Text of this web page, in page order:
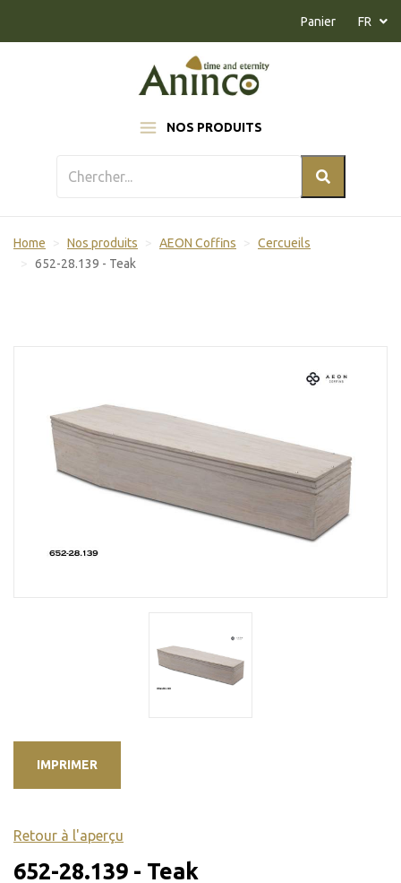
NOS PRODUITS
Panier FR
Home Nos produits AEON Coffins
Cercueils
652-28.139 - Teak
IMPRIMER
Retour à l'aperçu
652-28.139 - Teak